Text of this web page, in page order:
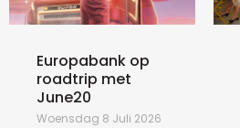
Europabank op
roadtrip met
June20
Woensdag 8 Juli 2026